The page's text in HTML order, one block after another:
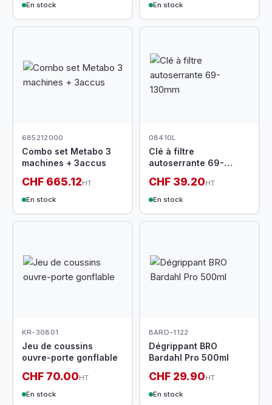
En stock
En stock
685212000
Combo set Metabo 3
machines + 3accus
CHF 665.12HT
En stock
08410L
Clé à filtre
autoserrante 69-
CHF 39.20HT
En stock
KR-30801
Jeu de coussins
ouvre-porte gonflable
CHF 70.00HT
En stock
BARD-1122
Dégrippant BRO
Bardahl Pro 500ml
CHF 29.90HT
En stock